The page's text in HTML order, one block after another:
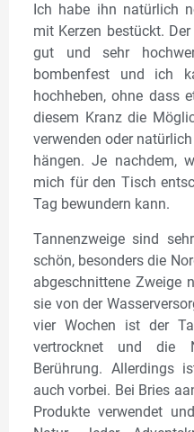
Ich habe ihn natürlich
mit Kerzen bestückt.
gut und sehr
bombenfest und ich
hochheben, ohne dass
diesem Kranz die
verwenden oder
hängen. Je nachdem,
mich für den Tisch
Tag bewundern kann.
Tannenzweige sind
schön, besonders die
abgeschnittene Zweige
sie von der
vier Wochen ist der
vertrocknet und die
Berührung. Allerdings
auch vorbei. Bei Bries
Produkte verwendet